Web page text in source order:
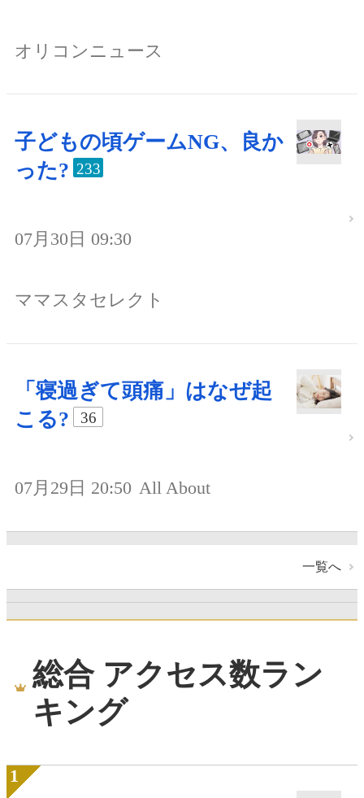
オリコンニュース
子どもの頃ゲームNG、良か
った? 233
07月30日 09:30
ママスタセレクト
「寝過ぎて頭痛」はなぜ起
こる?
36
07月29日 20:50 All About
一覧へ
総合 アクセス数ラン
キング